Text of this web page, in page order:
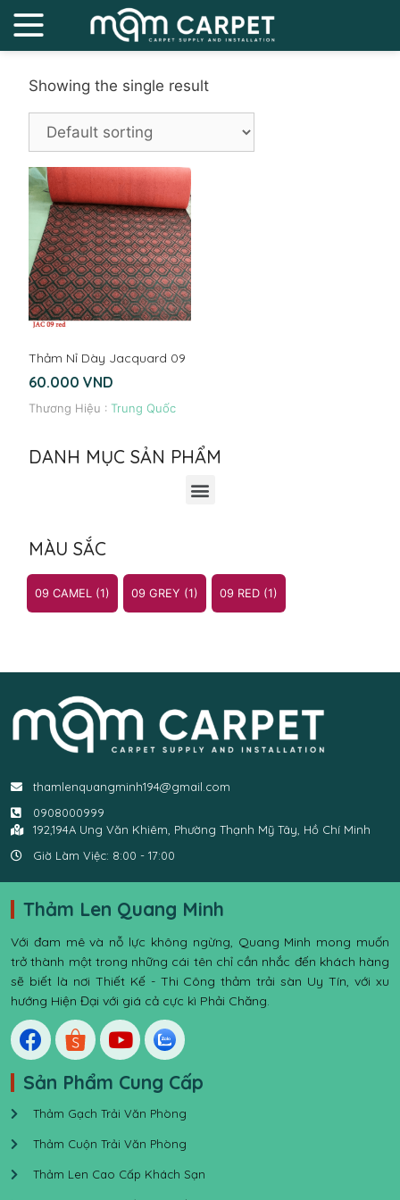
DANH MỤC SẢN PHẨM
MÀU SẮC
09 CAMEL (1) 09 GREY (1) 09 RED (1)
Showing the single result
Thảm Nỉ Dày Jacquard 09
60.000VND
Thương Hiệu :Trung Quốc
thamlenquangminh194@gmail.com
0908000999
192,194A Ung Văn Khiêm, Phường Thạnh Mỹ Tây, Hồ Chí Minh
Giờ Làm Việc: 8:00 - 17:00
Thảm Len Quang Minh
Với đam mê và nỗ lực không ngừng, Quang Minh mong muốn
trở thành một trong những cái tên chỉ cần nhắc đến khách hàng
sẽ biết là nơi Thiết Kế - Thi Công thảm trải sàn Uy Tín, với xu
hướng Hiện Đại với giá cả cực kì Phải Chăng.
Sản Phẩm Cung Cấp
Thảm Gạch Trải Văn Phòng
Thảm Cuộn Trải Văn Phòng
Thảm Len Cao Cấp Khách Sạn